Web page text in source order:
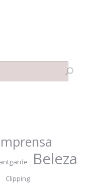
Beleza
Clipping